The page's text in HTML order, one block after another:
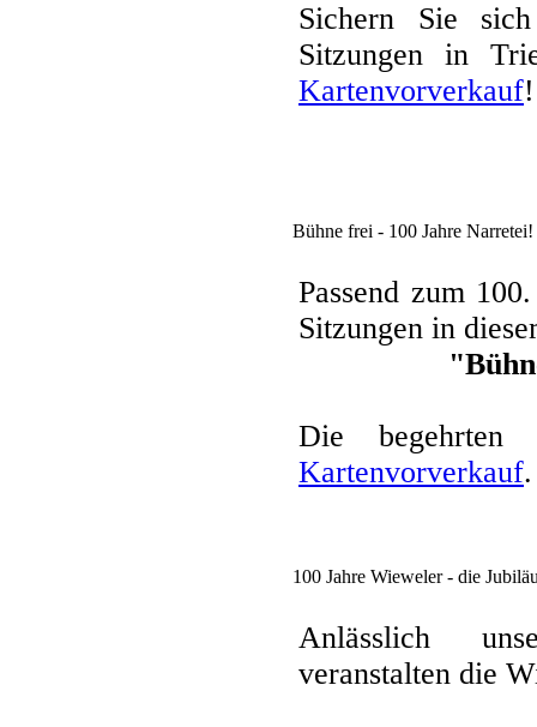
Sichern Sie
Sitzungen in
Kartenvorverkauf!
Bühne frei - 100 Jahre Narretei!
Passend zum
Sitzungen in
Die begehrten
Kartenvorverkauf.
100 Jahre Wieweler - die
Anlässlich
veranstalten die